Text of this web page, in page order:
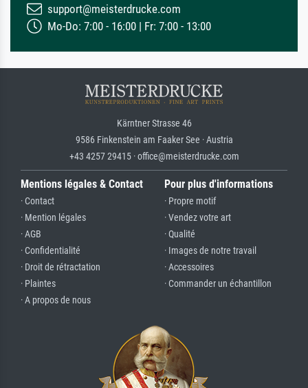
support@meisterdrucke.com
Mo-Do: 7:00 - 16:00 | Fr: 7:00 - 13:00
Kärntner Strasse 46
9586 Finkenstein am Faaker See · Austria
+43 4257 29415 · office@meisterdrucke.com
Mentions légales & Contact
· Contact
· Mention légales
· AGB
· Confidentialité
· Droit de rétractation
· Plaintes
· A propos de nous
Pour plus d'informations
· Propre motif
· Vendez votre art
· Qualité
· Images de notre travail
· Accessoires
· Commander un échantillon